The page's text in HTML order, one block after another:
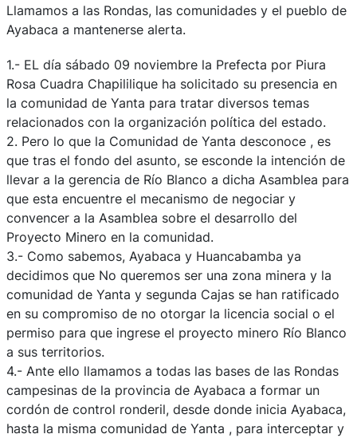
Llamamos a las Rondas, las comunidades y el pueblo de
Ayabaca a mantenerse alerta.
1.- EL día sábado 09 noviembre la Prefecta por Piura
Rosa Cuadra Chapililique ha solicitado su presencia en
la comunidad de Yanta para tratar diversos temas
relacionados con la organización política del estado.
2. Pero lo que la Comunidad de Yanta desconoce , es
que tras el fondo del asunto, se esconde la intención de
llevar a la gerencia de Río Blanco a dicha Asamblea para
que esta encuentre el mecanismo de negociar y
convencer a la Asamblea sobre el desarrollo del
Proyecto Minero en la comunidad.
3.- Como sabemos, Ayabaca y Huancabamba ya
decidimos que No queremos ser una zona minera y la
comunidad de Yanta y segunda Cajas se han ratificado
en su compromiso de no otorgar la licencia social o el
permiso para que ingrese el proyecto minero Río Blanco
a sus territorios.
4.- Ante ello llamamos a todas las bases de las Rondas
campesinas de la provincia de Ayabaca a formar un
cordón de control ronderil, desde donde inicia Ayabaca,
hasta la misma comunidad de Yanta , para interceptar y